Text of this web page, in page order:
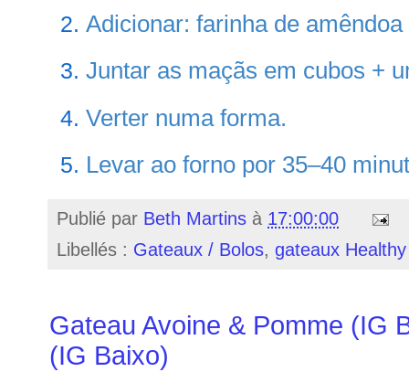
Adicionar: farinha de
Juntar as maçãs em cubos +
Verter numa forma.
Levar ao forno por 35–40
Publié par Beth Martins à 17:00:00
Libellés : Gateaux / Bolos, gateaux Healthy
Gateau Avoine & Pomme (IG
(IG Baixo)